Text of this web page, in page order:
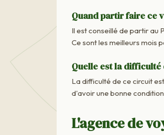
Quand partir faire ce
Il est conseillé de partir au
Ce sont les meilleurs mois
Quelle est la
La difficulté de ce circuit
d'avoir une bonne
L'agence de